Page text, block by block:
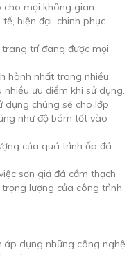
cho mọi không gian.
hiện đại, chinh phục
trí đang được mọi
hành nhất trong nhiều
ưu điểm khi sử dụng.
dụng chúng sẽ cho lớp
như độ bám tốt vào
của quá trình ốp đá
sơn giả đá cẩm thạch
lượng của công trình.
dụng những công nghệ